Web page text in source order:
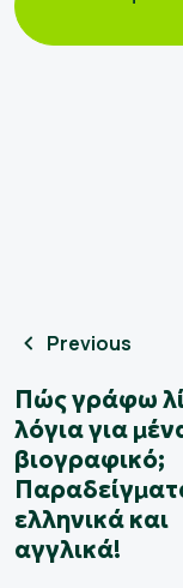
Previous
Πώς γράφω
λόγια για
βιογραφικό;
ελληνικά και
αγγλικά!